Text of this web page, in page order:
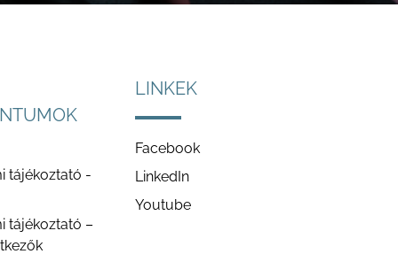
tájékoztató -
tájékoztató –
LINKEK
Facebook
LinkedIn
Youtube